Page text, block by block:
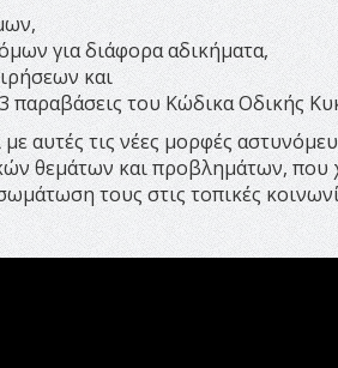
για διάφορα αδικήματα,
και
παραβάσεις του Κώδικα Οδικής
με αυτές τις νέες μορφές
θεμάτων και προβλημάτων,
τους στις τοπικές